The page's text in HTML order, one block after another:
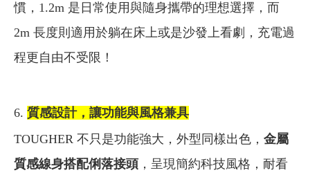
慣，1.2m 是日常使用與隨身攜帶的理想選擇，而
2m 長度則適用於躺在床上或是沙發上看劇，充電過
程更自由不受限！
6. 質感設計，讓功能與風格兼具
TOUGHER 不只是功能強大，外型同樣出色， 金屬
質感線身搭配俐落接頭 ，呈現簡約科技風格，耐看